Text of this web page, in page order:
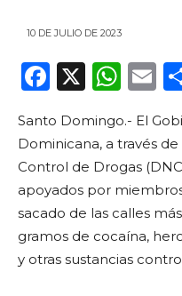
10 DE JULIO DE 2023
F
c
e
b
o
o
k
X
W
a
ts
A
p
p
E
ai
l
Santo Domingo.- El
Dominicana, a través
Control de Drogas
apoyados por
sacado de las calles
gramos de cocaína,
y otras sustancias